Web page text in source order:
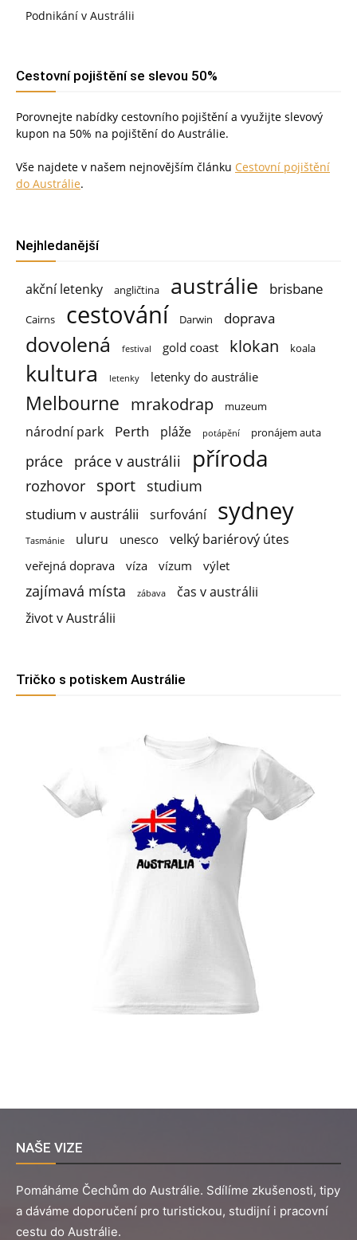
Podnikání v Austrálii
Cestovní pojištění se slevou 50%
Porovnejte nabídky cestovního pojištění a využijte slevový
kupon na 50% na pojištění do Austrálie.
Vše najdete v našem nejnovějším článku Cestovní pojištění
do Austrálie.
Nejhledanější
akční letenky angličtina austrálie brisbane
Cairns cestování Darwin doprava
dovolená festival gold coast klokan koala
kultura letenky letenky do austrálie
Melbourne mrakodrap muzeum
národní park Perth pláže potápění pronájem auta
práce práce v austrálii příroda
rozhovor sport studium
studium v austrálii surfování sydney
Tasmánie uluru unesco velký bariérový útes
veřejná doprava víza vízum výlet
zajímavá místa zábava
čas v austrálii
život v Austrálii
Tričko s potiskem Austrálie
NAŠE VIZE
Pomáháme Čechům do Austrálie. Sdílíme zkušenosti, tipy
a dáváme doporučení pro turistickou, studijní i pracovní
cestu do Austrálie.